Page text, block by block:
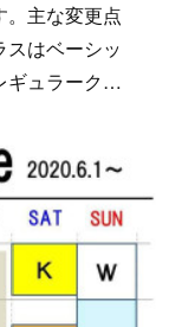
。主な変更点
はベーシッ
ギュラーク…